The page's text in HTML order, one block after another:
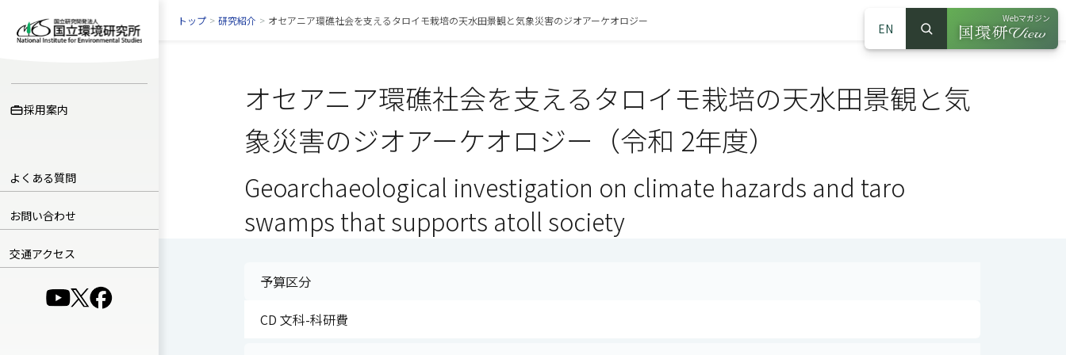
採用案内
よくある質問
お問い合わせ
交通アクセス
（別ウインドウで開きます）
（別ウインドウで開きます）
（別ウインドウで開きます）
EN
サイト内検索
検索
Webマガジン
（別ウインドウ
トップ > 研究紹介 > オセアニア環礁社会を支えるタロイモ栽培の天水田景観と気象災害のジオアーケオロジー
オセアニア環礁社会を支えるタロイモ栽培の天水田景観と気
象災害のジオアーケオロジー（令和 2年度）
Geoarchaeological investigation on climate hazards and taro
swamps that supports atoll society
予算区分
CD 文科-科研費